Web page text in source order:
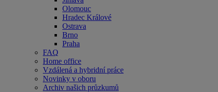
Olomouc
Hradec Králové
Ostrava
Brno
Praha
FAQ
Home office
Vzdálená a hybridní práce
Novinky v oboru
Archiv našich průzkumů